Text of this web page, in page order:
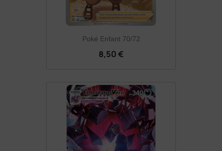
Poké Enfant 70/72
8,50 €